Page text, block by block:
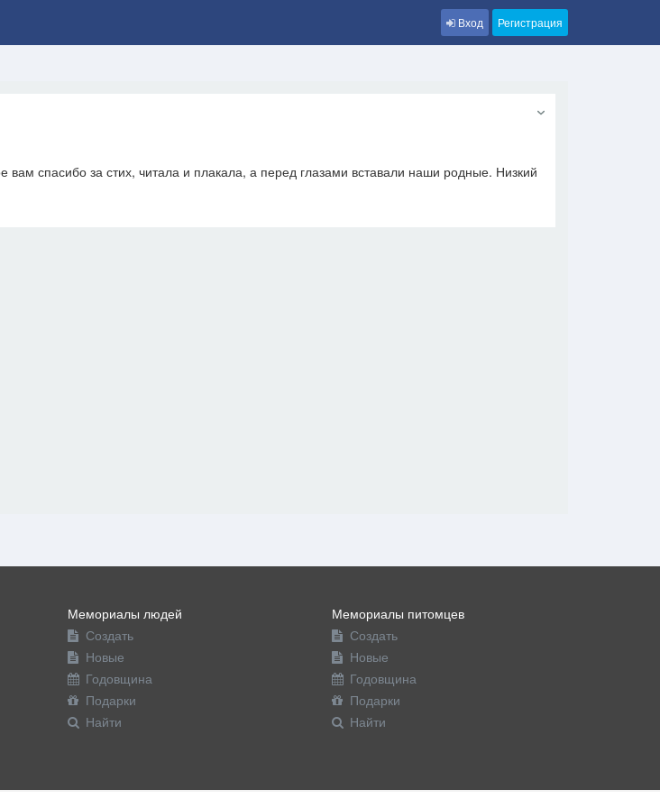
Вход Регистрация
вам спасибо за стих, читала и плакала, а перед глазами вставали наши родные. Низкий
Мемориалы людей
Создать
Новые
Годовщина
Подарки
Найти
Мемориалы питомцев
Создать
Новые
Годовщина
Подарки
Найти